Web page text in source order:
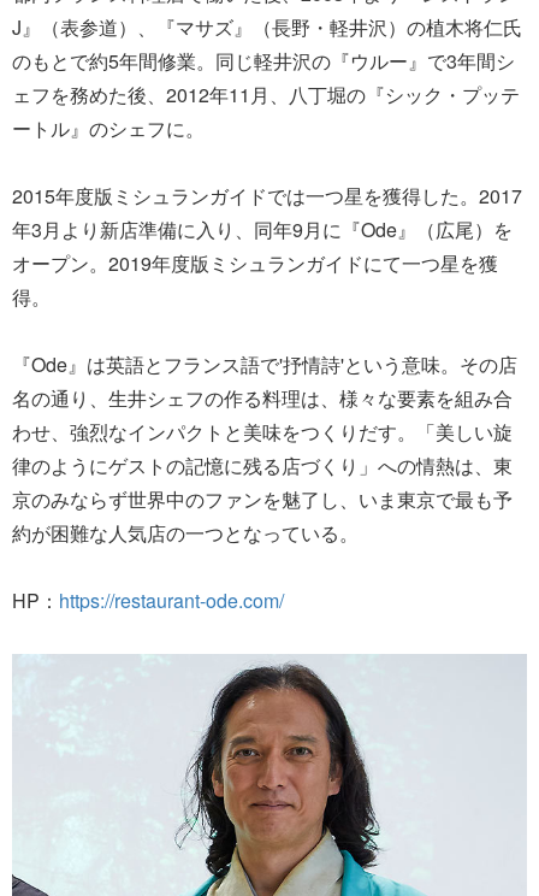
J』（表参道）、『マサズ』（長野・軽井沢）の植木将仁氏
のもとで約5年間修業。同じ軽井沢の『ウルー』で3年間シ
ェフを務めた後、2012年11月、八丁堀の『シック・プッテ
ートル』のシェフに。
2015年度版ミシュランガイドでは一つ星を獲得した。2017
年3月より新店準備に入り、同年9月に『Ode』（広尾）を
オープン。2019年度版ミシュランガイドにて一つ星を獲
得。
『Ode』は英語とフランス語で'抒情詩'という意味。その店
名の通り、生井シェフの作る料理は、様々な要素を組み合
わせ、強烈なインパクトと美味をつくりだす。「美しい旋
律のようにゲストの記憶に残る店づくり」への情熱は、東
京のみならず世界中のファンを魅了し、いま東京で最も予
約が困難な人気店の一つとなっている。
HP： https://restaurant-ode.com/